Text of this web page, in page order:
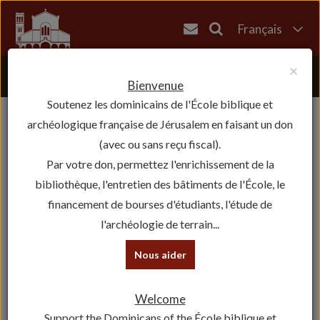
Français
עברית
×
Bienvenue
Soutenez les dominicains de l'École biblique et
archéologique française de Jérusalem en faisant un don
(avec ou sans reçu fiscal).
Par votre don, permettez l'enrichissement de la
bibliothèque, l'entretien des bâtiments de l'École, le
financement de bourses d'étudiants, l'étude de
l'archéologie de terrain...
Nous aider
Welcome